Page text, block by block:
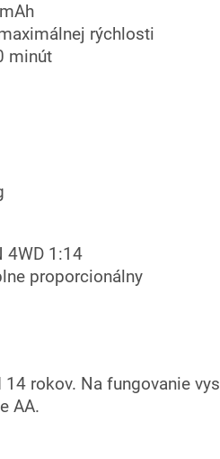
rýchlosti
minút
4WD 1:14
proporcionálny
rokov. Na fungovanie
AA.